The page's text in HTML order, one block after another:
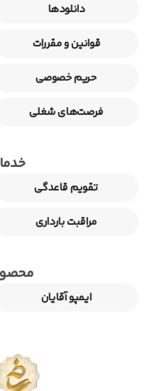
فرصت‌های شغلی
دانلودها
قوانین و مقررات
حریم خصوصی
تقویم قاعدگی
مراقبت بارداری
ایمپو آقایان